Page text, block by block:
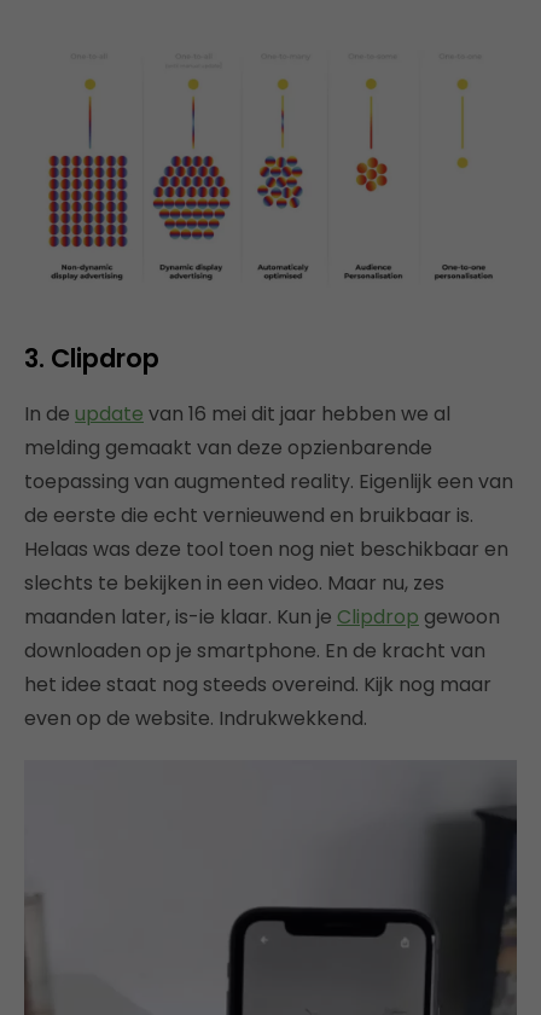
3. Clipdrop
In de update van 16 mei dit jaar hebben we al
melding gemaakt van deze opzienbarende
toepassing van augmented reality. Eigenlijk een van
de eerste die echt vernieuwend en bruikbaar is.
Helaas was deze tool toen nog niet beschikbaar en
slechts te bekijken in een video. Maar nu, zes
maanden later, is-ie klaar. Kun je Clipdrop gewoon
downloaden op je smartphone. En de kracht van
het idee staat nog steeds overeind. Kijk nog maar
even op de website. Indrukwekkend.